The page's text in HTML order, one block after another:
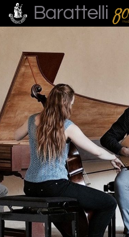
Barattelli